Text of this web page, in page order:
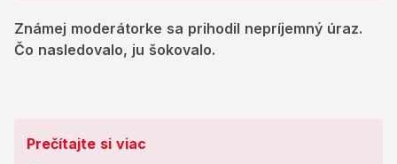
Známej moderátorke sa prihodil nepríjemný úraz.
Čo nasledovalo, ju šokovalo.
Prečítajte si viac